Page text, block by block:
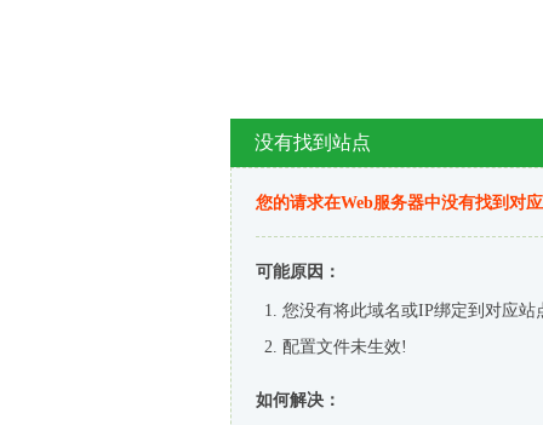
没有找到站点
您的请求在Web服务器中没有找到对
可能原因：
您没有将此域名或IP绑定到对应站
配置文件未生效!
如何解决：